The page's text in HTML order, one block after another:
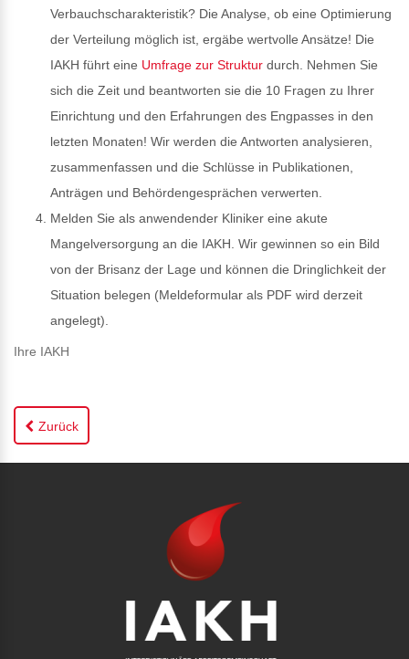
Verbauchscharakteristik? Die Analyse, ob eine Optimierung
der Verteilung möglich ist, ergäbe wertvolle Ansätze! Die
IAKH führt eine Umfrage zur Struktur durch. Nehmen Sie
sich die Zeit und beantworten sie die 10 Fragen zu Ihrer
Einrichtung und den Erfahrungen des Engpasses in den
letzten Monaten! Wir werden die Antworten analysieren,
zusammenfassen und die Schlüsse in Publikationen,
Anträgen und Behördengesprächen verwerten.
Melden Sie als anwendender Kliniker eine akute
Mangelversorgung an die IAKH. Wir gewinnen so ein Bild
von der Brisanz der Lage und können die Dringlichkeit der
Situation belegen (Meldeformular als PDF wird derzeit
angelegt).
Ihre IAKH
Zurück